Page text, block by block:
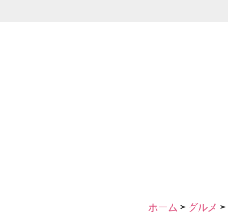
ホーム > グルメ >